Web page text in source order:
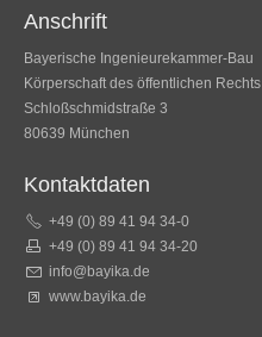
Anschrift
Bayerische Ingenieurekammer-Bau
Körperschaft des öffentlichen Rechts
Schloßschmidstraße 3
80639 München
Kontaktdaten
+49 (0) 89 41 94 34-0
+49 (0) 89 41 94 34-20
info@bayika.de
www.bayika.de